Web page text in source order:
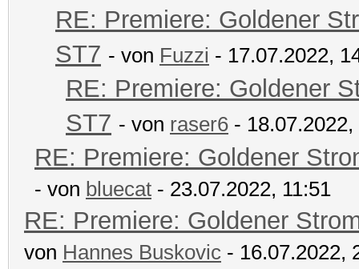
RE: Premiere: Goldener
ST7 - von Fuzzi - 17.07.2022,
RE: Premiere: Goldener
ST7 - von raser6 - 18.07.2022,
RE: Premiere: Goldener
- von bluecat - 23.07.2022, 11:51
RE: Premiere: Goldener
von Hannes Buskovic - 16.07.2022,